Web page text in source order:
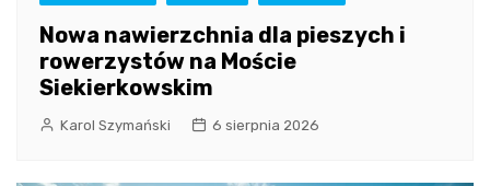
Nowa nawierzchnia dla pieszych i
rowerzystów na Moście
Siekierkowskim
Karol Szymański 6 sierpnia 2026